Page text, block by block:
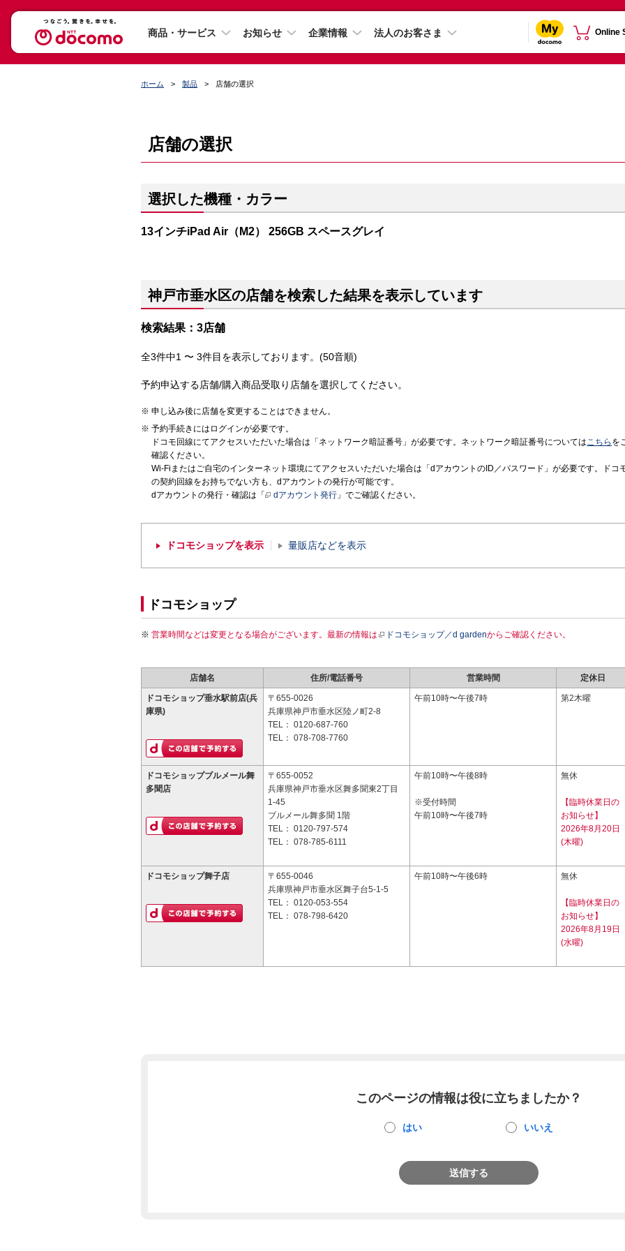
商品・サービス お知らせ 企業情報 法人のお客さま Online
ホーム 製品 店舗の選択
店舗の選択
選択した機種・カラー
13インチiPad Air（M2） 256GB スペースグレイ
神戸市垂水区の店舗を検索した結果を表示しています
検索結果：3店舗
全3件中1 〜 3件目を表示しております。(50音順)
予約申込する店舗/購入商品受取り店舗を選択してください。
申し込み後に店舗を変更することはできません。
予約手続きにはログインが必要です。
ドコモ回線にてアクセスいただいた場合は「ネットワーク暗証番号」が必要です。ネットワーク暗証番号についてはこちら を
確認ください。
Wi-Fiまたはご自宅のインターネット環境にてアクセスいただいた場合は「dアカウントのID／パスワード」が必要です。ドコ
の契約回線をお持ちでない方も、dアカウントの発行が可能です。
dアカウントの発行・確認は「
dアカウント発行 」でご確認ください。
ドコモショップを表示 量販店などを表示
ドコモショップ
営業時間などは変更となる場合がございます。最新の情報は ドコモショップ／d gardenからご確認ください。
店舗名 住所/電話番号 営業時間 定休日
ドコモショップ垂水駅前店(兵
庫県)
〒655-0026
兵庫県神戸市垂水区陸ノ町2-8
TEL： 0120-687-760
TEL： 078-708-7760
午前10時〜午後7時 第2木曜
ドコモショップブルメール舞
多聞店
〒655-0052
兵庫県神戸市垂水区舞多聞東2丁目
1-45
ブルメール舞多聞 1階
TEL： 0120-797-574
TEL： 078-785-6111
午前10時〜午後8時
※受付時間
午前10時〜午後7時
無休
【臨時休業日の
お知らせ】
2026年8月20日
(木曜)
ドコモショップ舞子店
〒655-0046
兵庫県神戸市垂水区舞子台5-1-5
TEL： 0120-053-554
TEL： 078-798-6420
午前10時〜午後6時 無休
【臨時休業日の
お知らせ】
2026年8月19日
(水曜)
このページの情報は役に立ちましたか？
はい いいえ
送信する